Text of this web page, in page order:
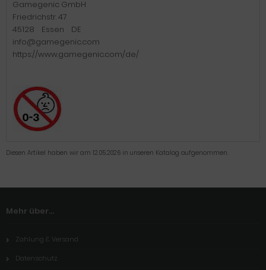
Gamegenic GmbH
Friedrichstr. 47
45128 Essen DE
info@gamegenic.com
https://www.gamegenic.com/de/
Diesen Artikel haben wir am 12.05.2026 in unseren Katalog aufgenommen.
Mehr über...
Zahlung & Versand
Datenschutz